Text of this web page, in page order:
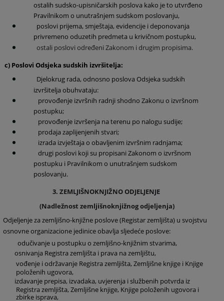
ostalih sudsko-upisničarskih poslova kako je to utvrđeno
Pravilnikom o unutrašnjem sudskom poslovanju,
poslovi prijema, smještaja, evidencije i deponovanja
privremeno oduzetih predmeta u krivičnom postupku,
ostali poslovi određeni Zakonom i drugim propisima.
c) Poslovi Odsjeka sudskih izvršitelja:
Djelokrug rada, odnosno poslova Odsjeka sudskih
izvršitelja obuhvataju:
provođenje izvršnih radnji shodno Zakonu o izvršnom
postupku;
provođenje izvršenja na terenu po nalogu sudije;
prodaja zaplijenjenih stvari;
izrada izvještaja o obavljenim izvršnim radnjama;
drugi poslovi koji su propisani Zakonom o izvršnom
postupku i Pravilnikom o unutrašnjem sudskom
poslovanju.
3. ZEMLJIŠNOKNJIŽNO ODJELJENJE
(Nadležnost zemljišnoknjižnog odjeljenja)
Odjeljenje za zemljišno-knjižne poslove (Registar zemljišta) u svojstvu
osnovne organizacione jedinice obavlja sljedeće poslove:
odučivanje u postupku o zemljišno-knjižnim stvarima,
osnivanja Registra zemljišta i prava na zemljištu,
vođenje i održavanje Registra zemljišta, Zemljišne knjige i Knjige
položenih ugovora,
izdavanje prepisa, izvadaka, uvjerenja i službenih potvrda iz
Registra zemljišta, Zemljišne knjige, Knjige položenih ugovora i
zbirke isprava,